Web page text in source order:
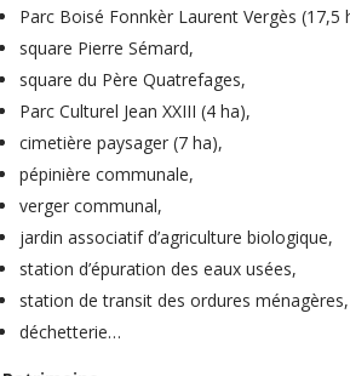
Parc Boisé Fonnkèr Laurent Vergès (17,5
square Pierre Sémard,
square du Père Quatrefages,
Parc Culturel Jean XXIII (4 ha),
cimetière paysager (7 ha),
pépinière communale,
verger communal,
jardin associatif d’agriculture biologique,
station d’épuration des eaux usées,
station de transit des ordures ménagères,
déchetterie…